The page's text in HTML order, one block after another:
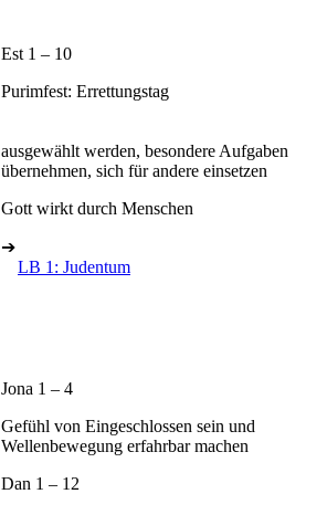
Est 1 – 10
Purimfest: Errettungstag
ausgewählt werden, besondere Aufgaben
übernehmen, sich für andere einsetzen
Gott wirkt durch Menschen
➔
LB 1: Judentum
Jona 1 – 4
Gefühl von Eingeschlossen sein und
Wellenbewegung erfahrbar machen
Dan 1 – 12